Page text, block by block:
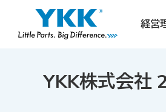
経営
YKK株式会社